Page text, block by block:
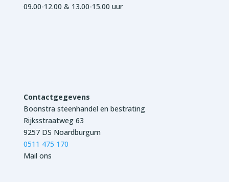
09.00-12.00 & 13.00-15.00 uur
Contactgegevens
Boonstra steenhandel en bestrating
Rijksstraatweg 63
9257 DS Noardburgum
0511 475 170
Mail ons